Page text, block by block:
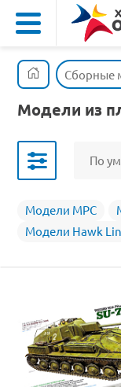
Сборные
Модели из
По
Модели MPC
Модели Hawk